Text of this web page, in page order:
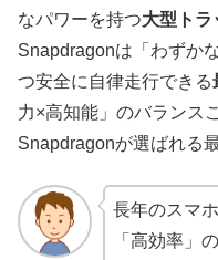
なパワーを持つ大型トラ
Snapdragonは「わずか
つ安全に自律走行できる
力×高知能」のバランス
Snapdragonが選ばれる
長年のスマ
「高効率」